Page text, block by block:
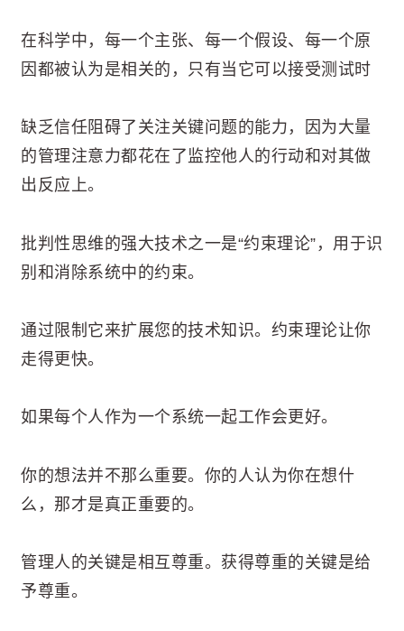
在科学中，每一个主张、每一个假设、每一个原
因都被认为是相关的，只有当它可以接受测试时
缺乏信任阻碍了关注关键问题的能力，因为大量
的管理注意力都花在了监控他人的行动和对其做
出反应上。
批判性思维的强大技术之一是“约束理论”，用于识
别和消除系统中的约束。
通过限制它来扩展您的技术知识。约束理论让你
走得更快。
如果每个人作为一个系统一起工作会更好。
你的想法并不那么重要。你的人认为你在想什
么，那才是真正重要的。
管理人的关键是相互尊重。获得尊重的关键是给
予尊重。